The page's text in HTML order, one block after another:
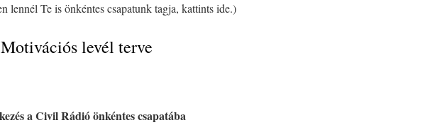
lennél Te is önkéntes csapatunk tagja, kattints ide.)
levél terve
a Civil Rádió önkéntes csapatába